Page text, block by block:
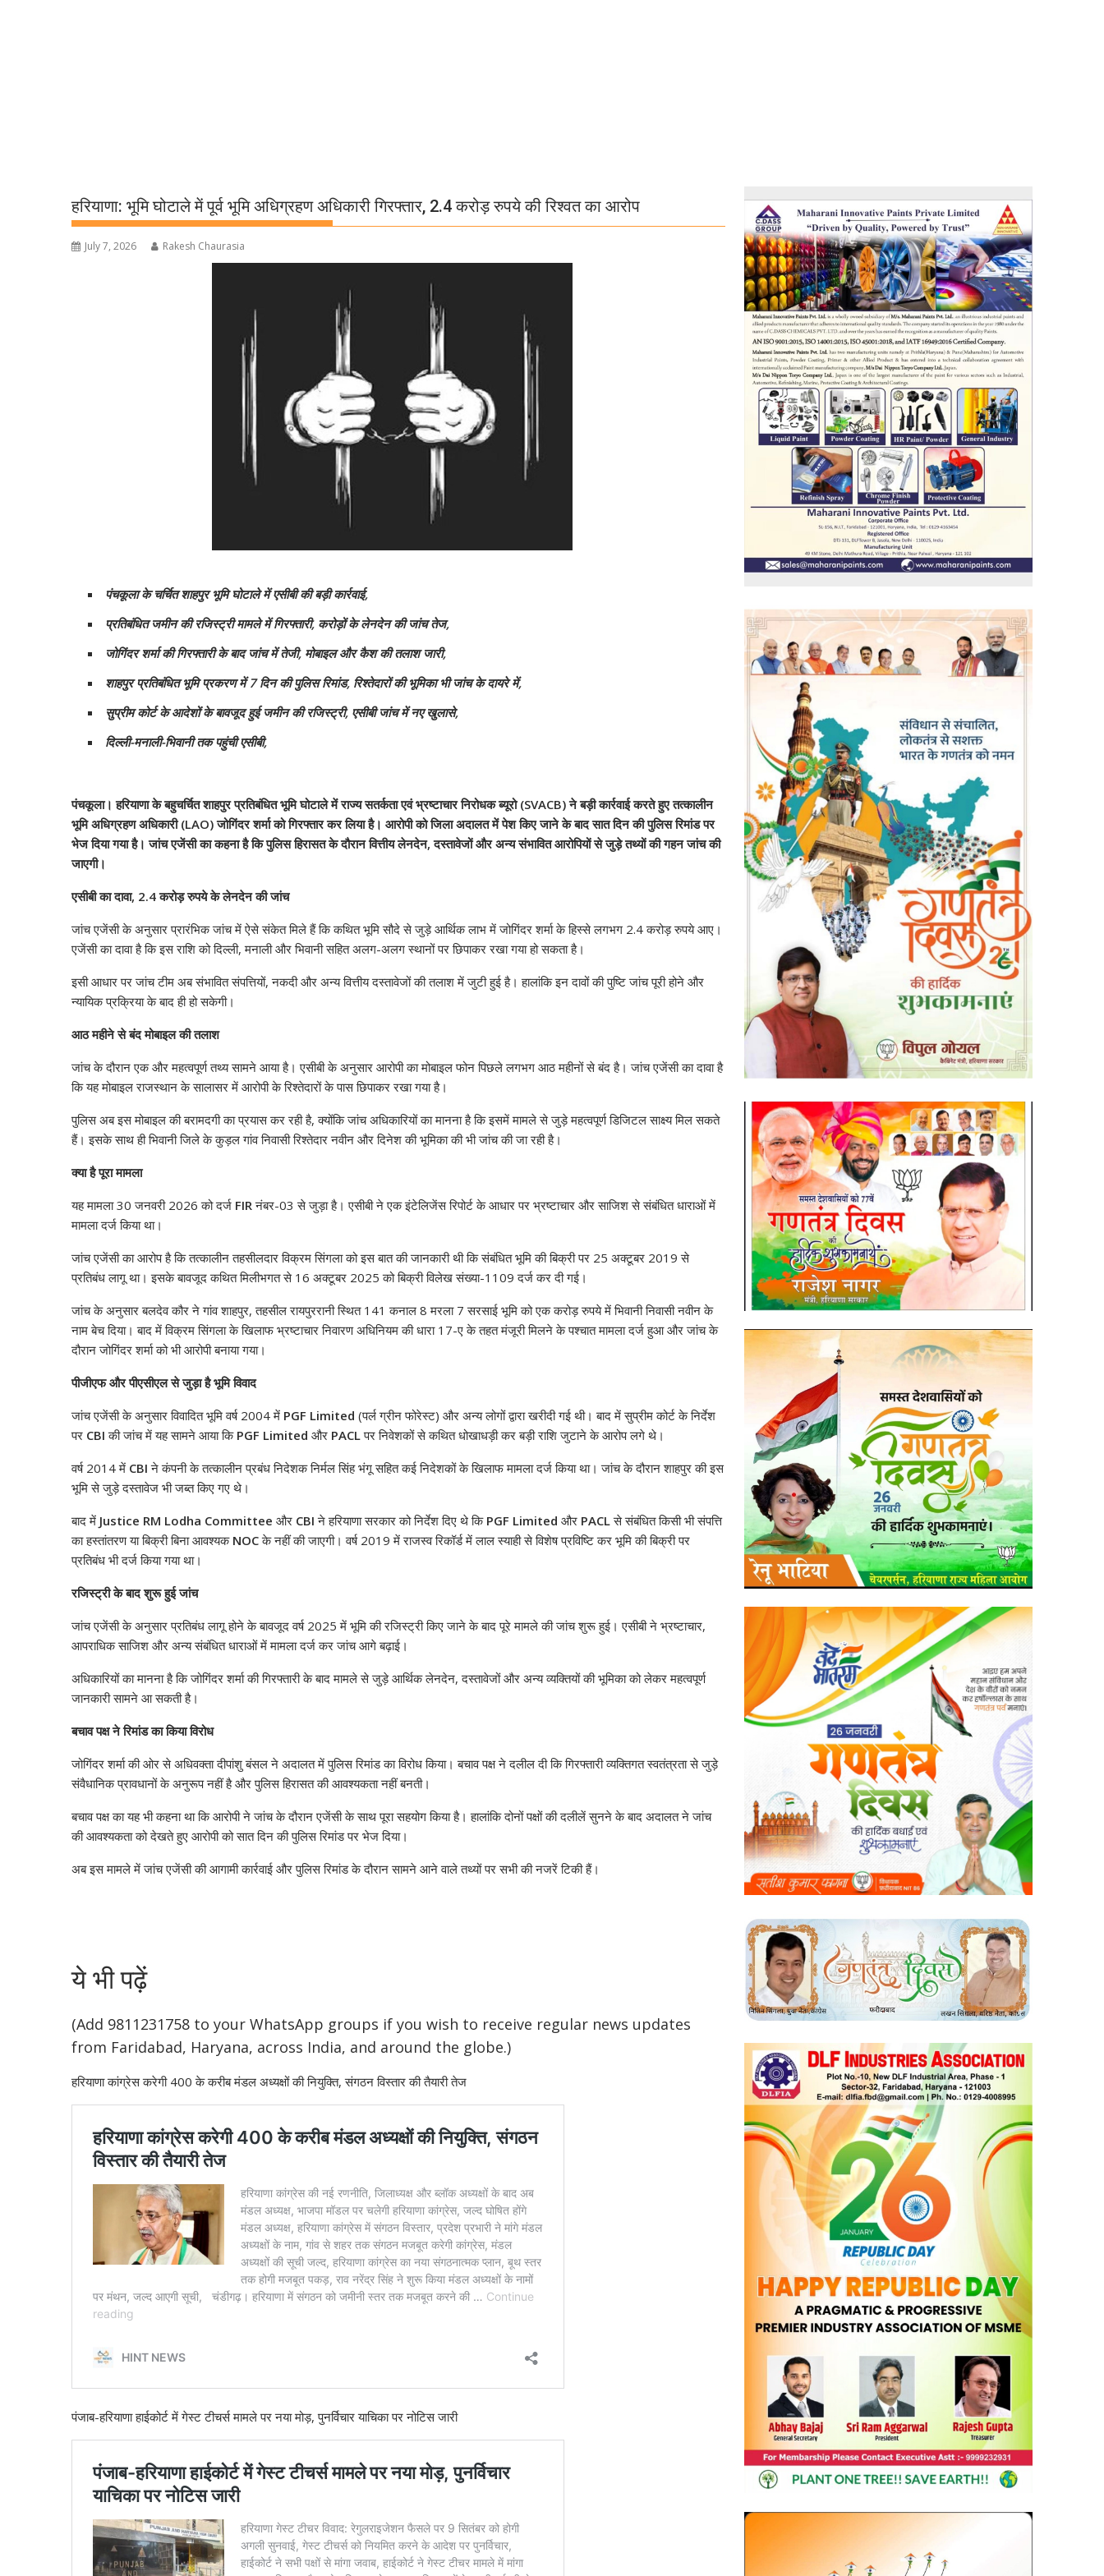
हरियाणा: भूमि घोटाले में पूर्व भूमि अधिग्रहण अधिकारी गिरफ्तार, 2.4 करोड़ रुपये की रिश्वत का आरोप
July 7, 2026 Rakesh Chaurasia
पंचकूला के चर्चित शाहपुर भूमि घोटाले में एसीबी की बड़ी कार्रवाई,
प्रतिबंधित जमीन की रजिस्ट्री मामले में गिरफ्तारी, करोड़ों के लेनदेन की जांच तेज,
जोगिंदर शर्मा की गिरफ्तारी के बाद जांच में तेजी, मोबाइल और कैश की तलाश जारी,
शाहपुर प्रतिबंधित भूमि प्रकरण में 7 दिन की पुलिस रिमांड, रिश्तेदारों की भूमिका भी जांच के दायरे में,
सुप्रीम कोर्ट के आदेशों के बावजूद हुई जमीन की रजिस्ट्री, एसीबी जांच में नए खुलासे,
दिल्ली-मनाली-भिवानी तक पहुंची एसीबी,
पंचकूला। हरियाणा के बहुचर्चित शाहपुर प्रतिबंधित भूमि घोटाले में राज्य सतर्कता एवं भ्रष्टाचार निरोधक ब्यूरो (SVACB) ने बड़ी कार्रवाई करते हुए तत्कालीन
भूमि अधिग्रहण अधिकारी (LAO) जोगिंदर शर्मा को गिरफ्तार कर लिया है। आरोपी को जिला अदालत में पेश किए जाने के बाद सात दिन की पुलिस रिमांड पर
भेज दिया गया है। जांच एजेंसी का कहना है कि पुलिस हिरासत के दौरान वित्तीय लेनदेन, दस्तावेजों और अन्य संभावित आरोपियों से जुड़े तथ्यों की गहन जांच की
जाएगी।
एसीबी का दावा, 2.4 करोड़ रुपये के लेनदेन की जांच
जांच एजेंसी के अनुसार प्रारंभिक जांच में ऐसे संकेत मिले हैं कि कथित भूमि सौदे से जुड़े आर्थिक लाभ में जोगिंदर शर्मा के हिस्से लगभग 2.4 करोड़ रुपये आए।
एजेंसी का दावा है कि इस राशि को दिल्ली, मनाली और भिवानी सहित अलग-अलग स्थानों पर छिपाकर रखा गया हो सकता है।
इसी आधार पर जांच टीम अब संभावित संपत्तियों, नकदी और अन्य वित्तीय दस्तावेजों की तलाश में जुटी हुई है। हालांकि इन दावों की पुष्टि जांच पूरी होने और
न्यायिक प्रक्रिया के बाद ही हो सकेगी।
आठ महीने से बंद मोबाइल की तलाश
जांच के दौरान एक और महत्वपूर्ण तथ्य सामने आया है। एसीबी के अनुसार आरोपी का मोबाइल फोन पिछले लगभग आठ महीनों से बंद है। जांच एजेंसी का दावा है
कि यह मोबाइल राजस्थान के सालासर में आरोपी के रिश्तेदारों के पास छिपाकर रखा गया है।
पुलिस अब इस मोबाइल की बरामदगी का प्रयास कर रही है, क्योंकि जांच अधिकारियों का मानना है कि इसमें मामले से जुड़े महत्वपूर्ण डिजिटल साक्ष्य मिल सकते
हैं। इसके साथ ही भिवानी जिले के कुड़ल गांव निवासी रिश्तेदार नवीन और दिनेश की भूमिका की भी जांच की जा रही है।
क्या है पूरा मामला
यह मामला 30 जनवरी 2026 को दर्ज FIRनंबर-03 से जुड़ा है। एसीबी ने एक इंटेलिजेंस रिपोर्ट के आधार पर भ्रष्टाचार और साजिश से संबंधित धाराओं में
मामला दर्ज किया था।
जांच एजेंसी का आरोप है कि तत्कालीन तहसीलदार विक्रम सिंगला को इस बात की जानकारी थी कि संबंधित भूमि की बिक्री पर 25 अक्टूबर 2019 से
प्रतिबंध लागू था। इसके बावजूद कथित मिलीभगत से 16 अक्टूबर 2025 को बिक्री विलेख संख्या-1109 दर्ज कर दी गई।
जांच के अनुसार बलदेव कौर ने गांव शाहपुर, तहसील रायपुररानी स्थित 141 कनाल 8 मरला 7 सरसाई भूमि को एक करोड़ रुपये में भिवानी निवासी नवीन के
नाम बेच दिया। बाद में विक्रम सिंगला के खिलाफ भ्रष्टाचार निवारण अधिनियम की धारा 17-ए के तहत मंजूरी मिलने के पश्चात मामला दर्ज हुआ और जांच के
दौरान जोगिंदर शर्मा को भी आरोपी बनाया गया।
पीजीएफ और पीएसीएल से जुड़ा है भूमि विवाद
जांच एजेंसी के अनुसार विवादित भूमि वर्ष 2004 में PGF Limited (पर्ल ग्रीन फोरेस्ट) और अन्य लोगों द्वारा खरीदी गई थी। बाद में सुप्रीम कोर्ट के निर्देश
पर CBI की जांच में यह सामने आया कि PGF Limited और PACLपर निवेशकों से कथित धोखाधड़ी कर बड़ी राशि जुटाने के आरोप लगे थे।
वर्ष 2014 में CBI ने कंपनी के तत्कालीन प्रबंध निदेशक निर्मल सिंह भंगू सहित कई निदेशकों के खिलाफ मामला दर्ज किया था। जांच के दौरान शाहपुर की इस
भूमि से जुड़े दस्तावेज भी जब्त किए गए थे।
बाद में Justice RM Lodha Committee और CBI ने हरियाणा सरकार को निर्देश दिए थे कि PGF Limited और PACLसे संबंधित किसी भी संपत्ति
का हस्तांतरण या बिक्री बिना आवश्यक NOCके नहीं की जाएगी। वर्ष 2019 में राजस्व रिकॉर्ड में लाल स्याही से विशेष प्रविष्टि कर भूमि की बिक्री पर
प्रतिबंध भी दर्ज किया गया था।
रजिस्ट्री के बाद शुरू हुई जांच
जांच एजेंसी के अनुसार प्रतिबंध लागू होने के बावजूद वर्ष 2025 में भूमि की रजिस्ट्री किए जाने के बाद पूरे मामले की जांच शुरू हुई। एसीबी ने भ्रष्टाचार,
आपराधिक साजिश और अन्य संबंधित धाराओं में मामला दर्ज कर जांच आगे बढ़ाई।
अधिकारियों का मानना है कि जोगिंदर शर्मा की गिरफ्तारी के बाद मामले से जुड़े आर्थिक लेनदेन, दस्तावेजों और अन्य व्यक्तियों की भूमिका को लेकर महत्वपूर्ण
जानकारी सामने आ सकती है।
बचाव पक्ष ने रिमांड का किया विरोध
जोगिंदर शर्मा की ओर से अधिवक्ता दीपांशु बंसल ने अदालत में पुलिस रिमांड का विरोध किया। बचाव पक्ष ने दलील दी कि गिरफ्तारी व्यक्तिगत स्वतंत्रता से जुड़े
संवैधानिक प्रावधानों के अनुरूप नहीं है और पुलिस हिरासत की आवश्यकता नहीं बनती।
बचाव पक्ष का यह भी कहना था कि आरोपी ने जांच के दौरान एजेंसी के साथ पूरा सहयोग किया है। हालांकि दोनों पक्षों की दलीलें सुनने के बाद अदालत ने जांच
की आवश्यकता को देखते हुए आरोपी को सात दिन की पुलिस रिमांड पर भेज दिया।
अब इस मामले में जांच एजेंसी की आगामी कार्रवाई और पुलिस रिमांड के दौरान सामने आने वाले तथ्यों पर सभी की नजरें टिकी हैं।
ये भी पढ़ें
(Add 9811231758 to your WhatsApp groups if you wish to receive regular news updates
from Faridabad, Haryana, across India, and around the globe.)
हरियाणा कांग्रेस करेगी 400 के करीब मंडल अध्यक्षों की नियुक्ति, संगठन विस्तार की तैयारी तेज
पंजाब-हरियाणा हाईकोर्ट में गेस्ट टीचर्स मामले पर नया मोड़, पुनर्विचार याचिका पर नोटिस जारी